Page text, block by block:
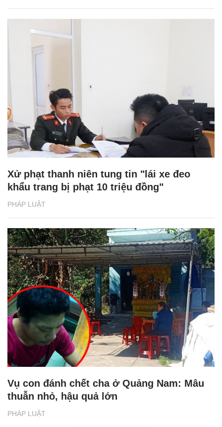
PHÁP LUẬT
Xử phạt thanh niên tung tin "lái xe đeo
khẩu trang bị phạt 10 triệu đồng"
PHÁP LUẬT
Vụ con đánh chết cha ở Quảng Nam: Mâu
thuẫn nhỏ, hậu quả lớn